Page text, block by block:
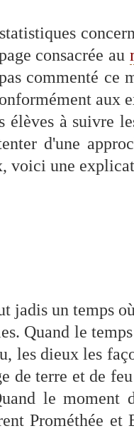
consacrée au
commenté ce
aux
élèves à suivre
d'une
voici une
jadis un temps
Quand le
les dieux les
de terre et de
le moment
Prométhée